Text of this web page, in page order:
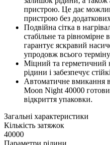
пристрою. Це дає
пристрою без
Подвійна сітка в
стабільне та
гарантує яскравий
упродовж всього
Міцний та герметичний
рідини і забезпечує
Автоматичне вмикання
Moon Night 40000
відкриття упаковки.
Загальні характеристики
Кількість затяжок
40000